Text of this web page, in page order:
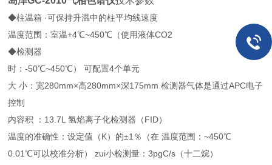
◆柱温箱 ·可保持升温中的柱平均线速度
温度范围：室温+4℃~450℃（使用液体CO2
◆检测器
时：-50℃~450℃） 可配置4个单元
大 小：宽280mm×高280mm×深175mm 检测器气体是通过APC电子
控制
内容积 ：13.7L 氢焰离子化检测器（FID）
温度的准确性：设定值（K）的±1％（在 温度范围：~450℃
0.01℃可以校准分析） zui小检测量：3pgC/s（十二烷）